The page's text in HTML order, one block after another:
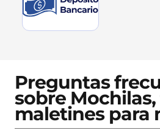
Preguntas
sobre
maletines para